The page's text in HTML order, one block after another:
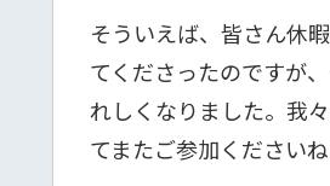
そういえば、皆さん休
てくださったのですが
れしくなりました。我
てまたご参加ください